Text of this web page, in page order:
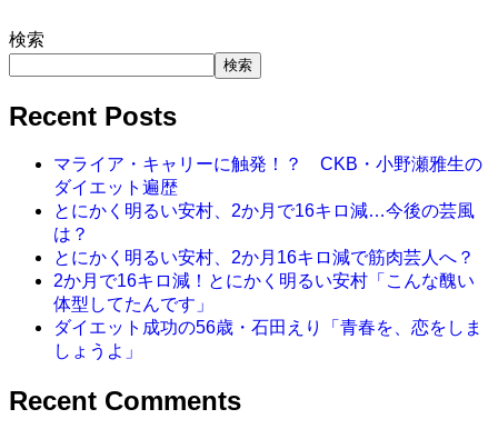
検索
検索
Recent Posts
マライア・キャリーに触発！？ CKB・小野瀬雅生の
ダイエット遍歴
とにかく明るい安村、2か月で16キロ減…今後の芸風
は？
とにかく明るい安村、2か月16キロ減で筋肉芸人へ？
2か月で16キロ減！とにかく明るい安村「こんな醜い
体型してたんです」
ダイエット成功の56歳・石田えり「青春を、恋をしま
しょうよ」
Recent Comments